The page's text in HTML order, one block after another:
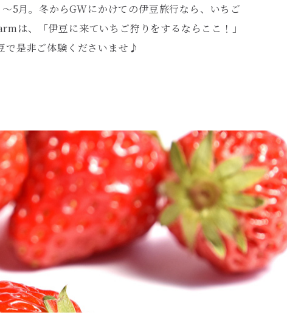
5月。冬からGWにかけての伊豆旅行なら、いちご
は、「伊豆に来ていちご狩りをするならここ！」
で是非ご体験くださいませ♪